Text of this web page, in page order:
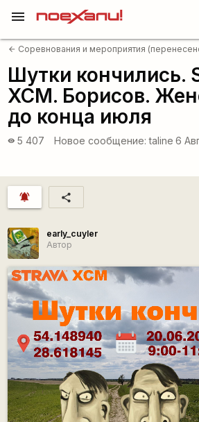
menu
arrow_back Соревнования и мероприятия
Шутки кончились.
XCM. Борисов.
до конца июля
visibility 5 407 Новое сообщение: taline 6
notifications_active share
early_cuyler
Автор